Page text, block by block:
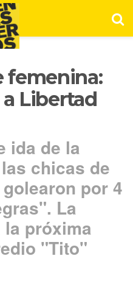
femenina:
Libertad
ida de la
chicas de
por 4
La
próxima
"Tito"